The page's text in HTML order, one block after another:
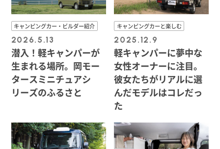
キャンピングカー・ビルダー紹介
2026.5.13
潜入！軽キャンパーが
生まれる場所。岡モー
タースミニチュアシ
リーズのふるさと
キャンピングカーと楽しむ
2025.12.9
軽キャンパーに夢中な
女性オーナーに注目。
彼女たちがリアルに選
んだモデルはコレだっ
た